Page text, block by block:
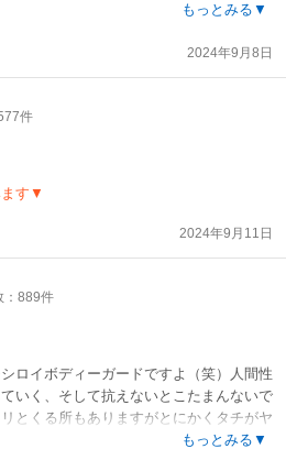
れてネコの良さ知っちゃう子、凄い良い
ちゃう…
意見がレビューなので、どうか皆様ご理
！
きましょう
もっとみる▼
2024年9月8日
件
ます▼
2024年9月11日
：889件
ロイボディーガードですよ（笑）人間性
いく、そして抗えないとこたまんないで
とくる所もありますがとにかくタチがヤ
もっとみる▼